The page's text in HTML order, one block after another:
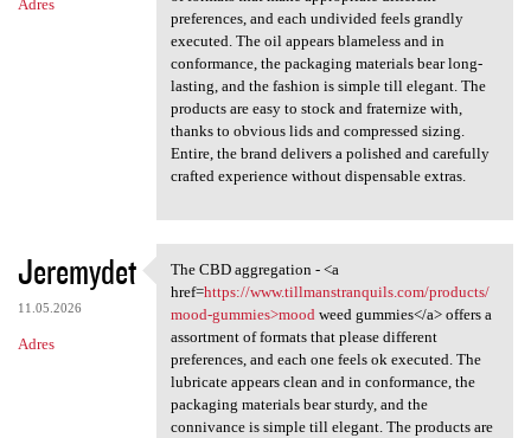
Adres
preferences, and each undivided feels grandly
executed. The oil appears blameless and in
conformance, the packaging materials bear long-
lasting, and the fashion is simple till elegant. The
products are easy to stock and fraternize with,
thanks to obvious lids and compressed sizing.
Entire, the brand delivers a polished and carefully
crafted experience without dispensable extras.
Jeremydet
11.05.2026
Adres
The CBD aggregation - <a href
The CBD aggregation - <a
href=https://www.tillmanstranquils.com/products/
mood-gummies>mood weed gummies</a> offers a
assortment of formats that please different
preferences, and each one feels ok executed. The
lubricate appears clean and in conformance, the
packaging materials bear sturdy, and the
connivance is simple till elegant. The products are